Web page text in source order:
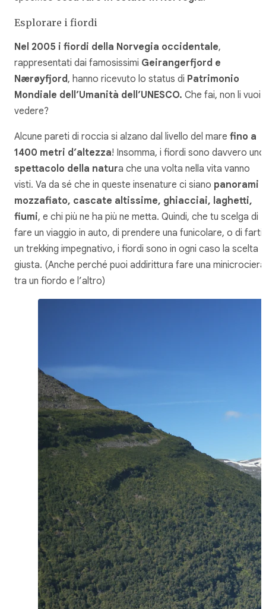
Esplorare i fiordi
Nel 2005 i fiordi della Norvegia occidentale,
rappresentati dai famosissimi Geirangerfjord e
Nærøyfjord , hanno ricevuto lo status di Patrimonio
Mondiale dell’Umanità dell’UNESCO. Che fai, non li vuoi
vedere?
Alcune pareti di roccia si alzano dal livello del mare fino a
1400 metri d’altezza! Insomma, i fiordi sono davvero uno
spettacolo della natura che una volta nella vita vanno
visti. Va da sé che in queste insenature ci siano panorami
mozzafiato, cascate altissime, ghiacciai, laghetti,
fiumi, e chi più ne ha più ne metta. Quindi, che tu scelga di
fare un viaggio in auto, di prendere una funicolare, o di farti
un trekking impegnativo, i fiordi sono in ogni caso la scelta
giusta. (Anche perché puoi addirittura fare una minicrociera
tra un fiordo e l’altro)